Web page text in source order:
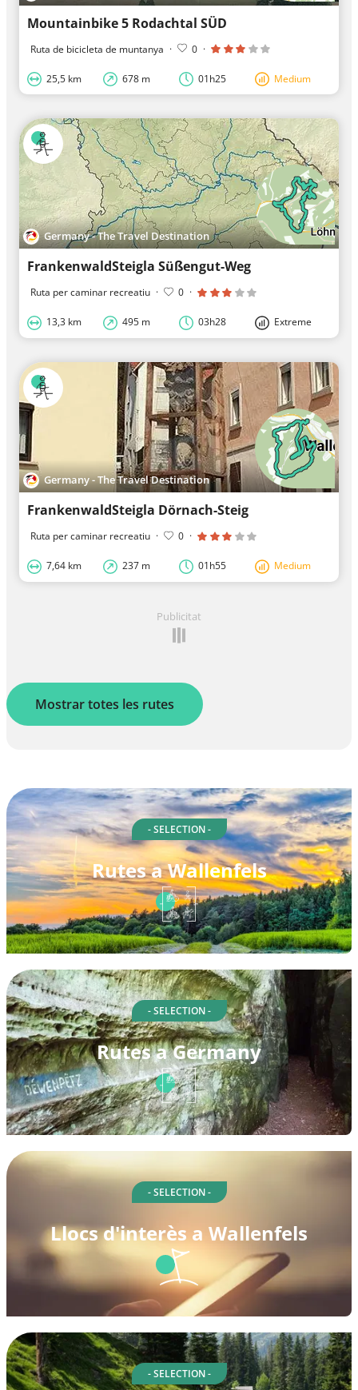
Mountainbike 5 Rodachtal SÜD
Ruta de bicicleta de muntanya · 0 ·
25,5 km 678 m 01h25 Medium
Germany - The Travel Destination
FrankenwaldSteigla Süßengut-Weg
Ruta per caminar recreatiu · 0 ·
13,3 km 495 m 03h28 Extreme
Germany - The Travel Destination
FrankenwaldSteigla Dörnach-Steig
Ruta per caminar recreatiu · 0 ·
7,64 km 237 m 01h55 Medium
Publicitat
Mostrar totes les rutes
- SELECTION -
Rutes a Wallenfels
- SELECTION -
Rutes a Germany
- SELECTION -
Llocs d'interès a Wallenfels
- SELECTION -